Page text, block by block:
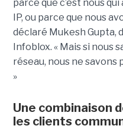
parce que c’est nous
IP, ou parce que nous
déclaré Mukesh Gupta,
Infoblox. « Mais si nous
réseau, nous ne savons
»
Une combinaison
les clients